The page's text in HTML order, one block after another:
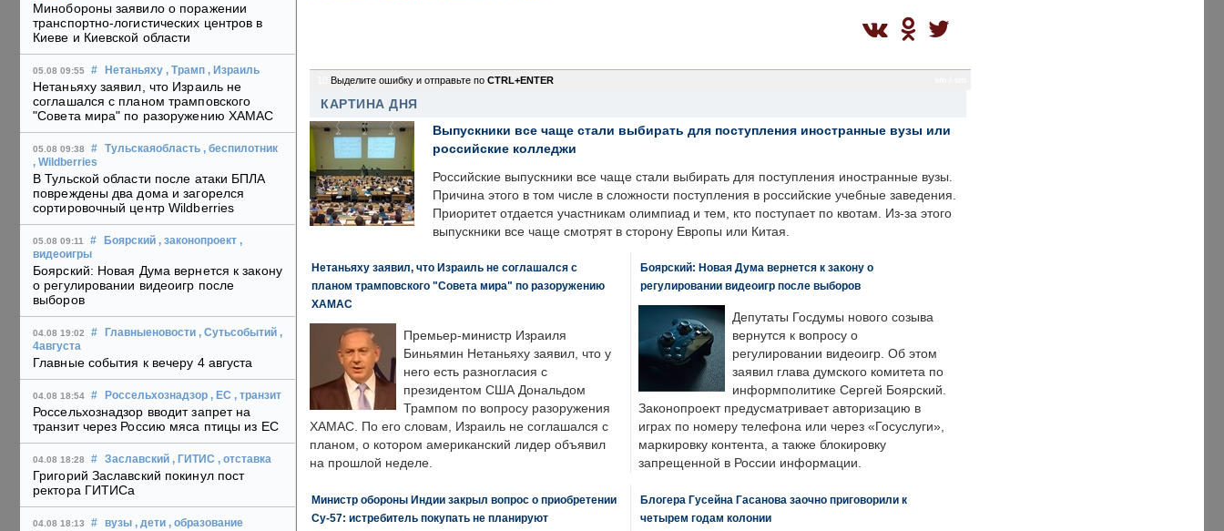
Минобороны заявило о поражении
транспортно-логистических центров в
Киеве и Киевской области
05.08 09:55 # Нетаньяху , Трамп , Израиль
Нетаньяху заявил, что Израиль не
соглашался с планом трамповского
"Совета мира" по разоружению ХАМАС
05.08 09:38 # Тульскаяобласть , беспилотник
, Wildberries
В Тульской области после атаки БПЛА
повреждены два дома и загорелся
сортировочный центр Wildberries
05.08 09:11 # Боярский , законопроект ,
видеоигры
Боярский: Новая Дума вернется к закону
о регулировании видеоигр после
выборов
04.08 19:02 # Главныеновости , Сутьсобытий ,
4августа
Главные события к вечеру 4 августа
04.08 18:54 # Россельхознадзор , ЕС , транзит
Россельхознадзор вводит запрет на
транзит через Россию мяса птицы из ЕС
04.08 18:28 # Заславский , ГИТИС , отставка
Григорий Заславский покинул пост
ректора ГИТИСа
04.08 18:13 # вузы , дети , образование
Выделите ошибку и отправьте по CTRL+ENTER
КАРТИНА ДНЯ
Выпускники все чаще стали выбирать для поступления иностранные вузы или
российские колледжи
Российские выпускники все чаще стали выбирать для поступления иностранные вузы.
Причина этого в том числе в сложности поступления в российские учебные заведения.
Приоритет отдается участникам олимпиад и тем, кто поступает по квотам. Из-за этого
выпускники все чаще смотрят в сторону Европы или Китая.
Нетаньяху заявил, что Израиль не соглашался с
планом трамповского "Совета мира" по разоружению
ХАМАС
Премьер-министр Израиля
Биньямин Нетаньяху заявил, что у
него есть разногласия с
президентом США Дональдом
Трампом по вопросу разоружения
ХАМАС. По его словам, Израиль не соглашался с
планом, о котором американский лидер объявил
на прошлой неделе.
Боярский: Новая Дума вернется к закону о
регулировании видеоигр после выборов
Депутаты Госдумы нового созыва
вернутся к вопросу о
регулировании видеоигр. Об этом
заявил глава думского комитета по
информполитике Сергей Боярский.
Законопроект предусматривает авторизацию в
играх по номеру телефона или через «Госуслуги»,
маркировку контента, а также блокировку
запрещенной в России информации.
Министр обороны Индии закрыл вопрос о приобретении
Су-57: истребитель покупать не планируют
Блогера Гусейна Гасанова заочно приговорили к
четырем годам колонии